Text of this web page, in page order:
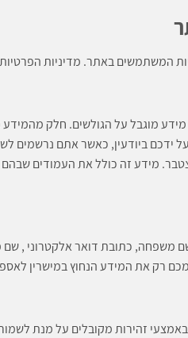
המשתמשים באתר. מדיניות
מוגבל על הגולשים. חלק
ידכם ביודעין, כאשר אתם נרשמים
משפחה, כתובת דואר אלקטרוני ,
רק את המידע הנחוץ במישרין
זהירות מקובלים על מנת